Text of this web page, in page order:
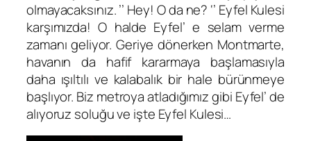
olmayacaksınız. ’’ Hey! O da ne? ‘’ Eyfel Kulesi
karşımızda! O halde Eyfel’ e selam verme
zamanı geliyor. Geriye dönerken Montmarte,
havanın da hafif kararmaya başlamasıyla
daha ışıltılı ve kalabalık bir hale bürünmeye
başlıyor. Biz metroya atladığımız gibi Eyfel’ de
alıyoruz soluğu ve işte Eyfel Kulesi…